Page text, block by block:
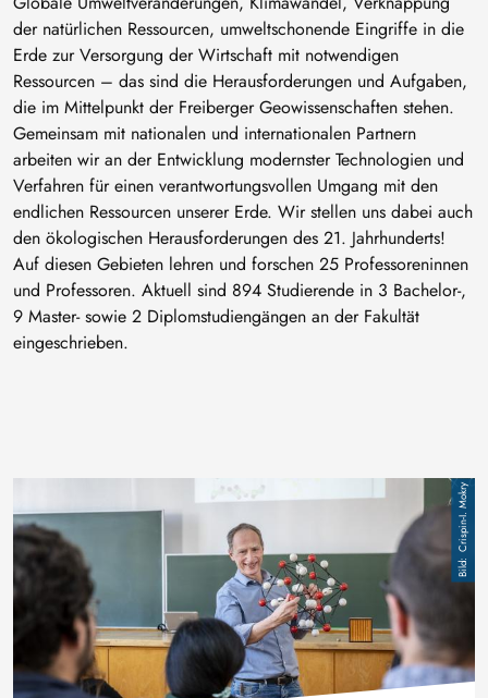
der natürlichen Ressourcen, umweltschonende Eingriffe in die
Erde zur Versorgung der Wirtschaft mit notwendigen
Ressourcen – das sind die Herausforderungen und Aufgaben,
die im Mittelpunkt der Freiberger Geowissenschaften stehen.
Gemeinsam mit nationalen und internationalen Partnern
arbeiten wir an der Entwicklung modernster Technologien und
Verfahren für einen verantwortungsvollen Umgang mit den
endlichen Ressourcen unserer Erde. Wir stellen uns dabei auch
den ökologischen Herausforderungen des 21. Jahrhunderts!
Auf diesen Gebieten lehren und forschen 25 Professoreninnen
und Professoren. Aktuell sind 894 Studierende in 3 Bachelor-,
9 Master- sowie 2 Diplomstudiengängen an der Fakultät
eingeschrieben.
Crispin-I. Mokry